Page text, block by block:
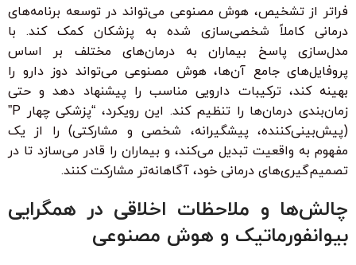
فراتر از تشخیص، هوش مصنوعی می‌تواند در توسعه برنامه‌های
درمانی کاملاً شخصی‌سازی شده به پزشکان کمک کند. با
مدل‌سازی پاسخ بیماران به درمان‌های مختلف بر اساس
پروفایل‌های جامع آن‌ها، هوش مصنوعی می‌تواند دوز دارو را
بهینه کند، ترکیبات دارویی مناسب را پیشنهاد دهد و حتی
زمان‌بندی درمان‌ها را تنظیم کند. این رویکرد، “پزشکی چهار P”
(پیش‌بینی‌کننده، پیشگیرانه، شخصی و مشارکتی) را از یک
مفهوم به واقعیت تبدیل می‌کند، و بیماران را قادر می‌سازد تا در
تصمیم‌گیری‌های درمانی خود، آگاهانه‌تر مشارکت کنند.
چالش‌ها و ملاحظات اخلاقی در همگرایی
بیوانفورماتیک و هوش مصنوعی